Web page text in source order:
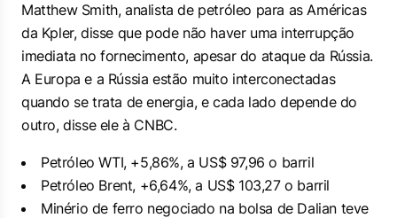
Matthew Smith, analista de petróleo para as Américas
da Kpler, disse que pode não haver uma interrupção
imediata no fornecimento, apesar do ataque da Rússia.
A Europa e a Rússia estão muito interconectadas
quando se trata de energia, e cada lado depende do
outro, disse ele à CNBC.
Petróleo WTI, +5,86%, a US$ 97,96 o barril
Petróleo Brent, +6,64%, a US$ 103,27 o barril
Minério de ferro negociado na bolsa de Dalian teve